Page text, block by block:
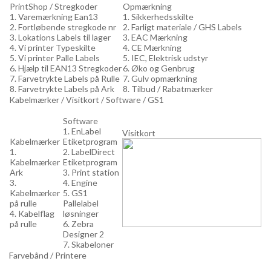
PrintShop / Stregkoder
1. Varemærkning Ean13
2. Fortløbende stregkode nr
3. Lokations Labels til lager
4. Vi printer Typeskilte
5. Vi printer Palle Labels
6. Hjælp til EAN13 Stregkoder
7. Farvetrykte Labels på Rulle
8. Farvetrykte Labels på Ark
Opmærkning
1. Sikkerhedsskilte
2. Farligt materiale / GHS Labels
3. EAC Mærkning
4. CE Mærkning
5. IEC, Elektrisk udstyr
6. Øko og Genbrug
7. Gulv opmærkning
8. Tilbud / Rabatmærker
Kabelmærker / Visitkort / Software / GS1
Kabelmærker
1.
Kabelmærker
Ark
3.
Kabelmærker
på rulle
4. Kabelflag
på rulle
Software
1. EnLabel
Etiketprogram
2. LabelDirect
Etiketprogram
3. Print station
4. Engine
5. GS1
Pallelabel
løsninger
6. Zebra
Designer 2
7. Skabeloner
Visitkort
Farvebånd / Printere